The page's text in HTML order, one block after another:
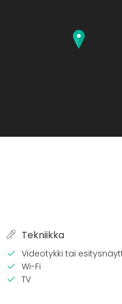
Tekniikka
Videotykki tai
Wi-Fi
TV